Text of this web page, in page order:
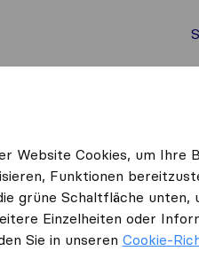
Website Cookies, um Ihre
Funktionen
grüne Schaltfläche unten,
Einzelheiten oder
Sie in unseren Cookie-